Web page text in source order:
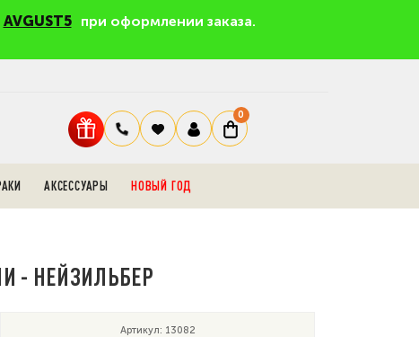
AVGUST5 при оформлении заказа.
0
АКСЕССУАРЫ НОВЫЙ ГОД
- НЕЙЗИЛЬБЕР
Артикул: 13082